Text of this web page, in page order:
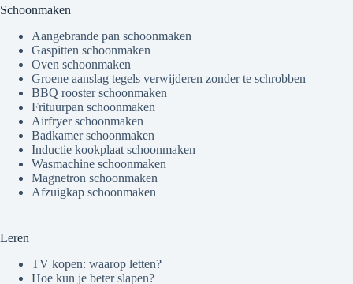
Schoonmaken
Aangebrande pan schoonmaken
Gaspitten schoonmaken
Oven schoonmaken
Groene aanslag tegels verwijderen zonder te schrobben
BBQ rooster schoonmaken
Frituurpan schoonmaken
Airfryer schoonmaken
Badkamer schoonmaken
Inductie kookplaat schoonmaken
Wasmachine schoonmaken
Magnetron schoonmaken
Afzuigkap schoonmaken
Leren
TV kopen: waarop letten?
Hoe kun je beter slapen?